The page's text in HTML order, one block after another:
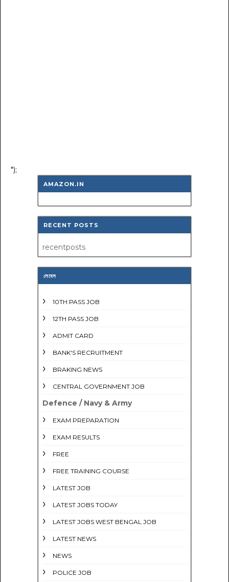
");
AMAZON.IN
RECENT POSTS
recentposts
লেবেল
10TH PASS JOB
12TH PASS JOB
ADMIT CARD
BANK'S RECRUITMENT
BRAKING NEWS
CENTRAL GOVERNMENT JOB
Defence / Navy & Army
EXAM PREPARATION
EXAM RESULTS
FREE
FREE TRAINING COURSE
LATEST JOB
LATEST JOBS TODAY
LATEST JOBS WEST BENGAL JOB
LATEST NEWS
NEWS
POLICE JOB